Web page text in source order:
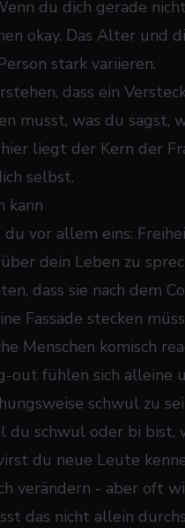
du dich gerade
okay. Das Alter und
stark variieren.
dass ein
musst, was du sagst,
liegt der Kern der
selbst.
kann
vor allem eins:
dein Leben zu
dass sie nach dem
Fassade stecken
Menschen komisch
out fühlen sich alleine
schwul zu
du schwul oder bi bist,
du neue Leute
verändern - aber oft
das nicht allein